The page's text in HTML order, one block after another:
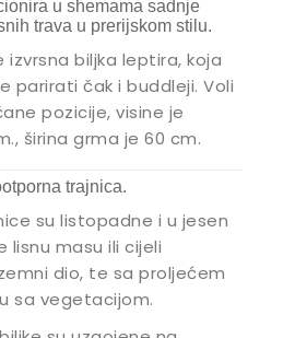
u shemama sadnje
trava u prerijskom stilu.
izvrsna biljka leptira, koja
parirati čak i buddleji. Voli
pozicije, visine je
širina grma je 60 cm.
trajnica.
su listopadne i u jesen
lisnu masu ili cijeli
dio, te sa proljećem
sa vegetacijom.